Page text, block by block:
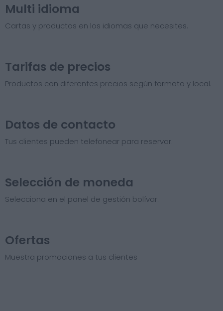
Multi idioma
Cartas y productos en los idiomas que necesites.
Tarifas de precios​
Productos con diferentes precios según formato y local.
Datos de contacto
Tus clientes pueden telefonear para reservar.
Selección de moneda
Selecciona en el panel de gestión bolívar.
Ofertas
Muestra promociones a tus clientes